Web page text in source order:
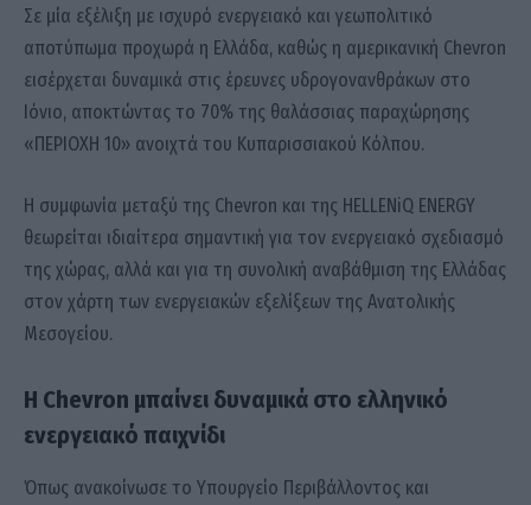
Σε μία εξέλιξη με ισχυρό ενεργειακό και γεωπολιτικό
αποτύπωμα προχωρά η Ελλάδα, καθώς η αμερικανική Chevron
εισέρχεται δυναμικά στις έρευνες υδρογονανθράκων στο
Ιόνιο, αποκτώντας το 70% της θαλάσσιας παραχώρησης
«ΠΕΡΙΟΧΗ 10» ανοιχτά του Κυπαρισσιακού Κόλπου.
Η συμφωνία μεταξύ της Chevron και της HELLENiQ ENERGY
θεωρείται ιδιαίτερα σημαντική για τον ενεργειακό σχεδιασμό
της χώρας, αλλά και για τη συνολική αναβάθμιση της Ελλάδας
στον χάρτη των ενεργειακών εξελίξεων της Ανατολικής
Μεσογείου.
Η Chevron μπαίνει δυναμικά στο ελληνικό
ενεργειακό παιχνίδι
Όπως ανακοίνωσε το Υπουργείο Περιβάλλοντος και